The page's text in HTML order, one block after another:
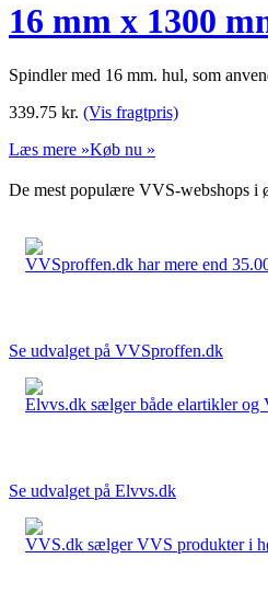
16 mm x 1300
Spindler med 16 mm. hul, som
339.75 kr. (Vis fragtpris)
Læs mere »Køb nu »
De mest populære VVS-webshops i
VVSproffen.dk har mere end
Se udvalget på VVSproffen.dk
Elvvs.dk sælger både elartikler og
Se udvalget på Elvvs.dk
VVS.dk sælger VVS produkter i